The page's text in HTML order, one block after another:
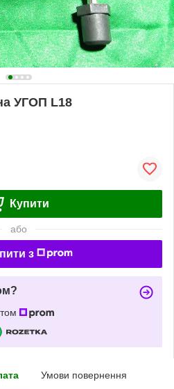
УГОП L18
Купити
або
з
Умови повернення